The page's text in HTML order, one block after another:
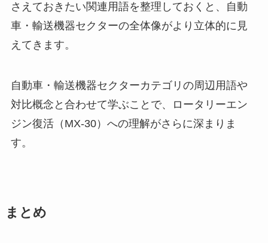
さえておきたい関連用語を整理しておくと、自動
車・輸送機器セクターの全体像がより立体的に見
えてきます。
自動車・輸送機器セクターカテゴリの周辺用語や
対比概念と合わせて学ぶことで、ロータリーエン
ジン復活（MX-30）への理解がさらに深まりま
す。
まとめ